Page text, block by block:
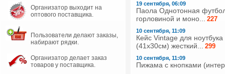
19 сентября, 06:09
Паола Однотонная
горловиной и моно...
227
10 сентября, 11:09
Кейс Vintage для
(41х30см) жесткий...
299
10 сентября, 11:09
Пижама с кнопками
Организатор выходит на
оптового поставщика.
Пользователи делают заказы,
набирают рядки.
Организатор делает заказ
товаров у поставщика.